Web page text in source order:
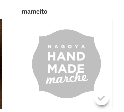
mameito